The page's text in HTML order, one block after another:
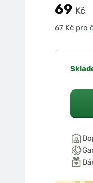
69 Kč
pro